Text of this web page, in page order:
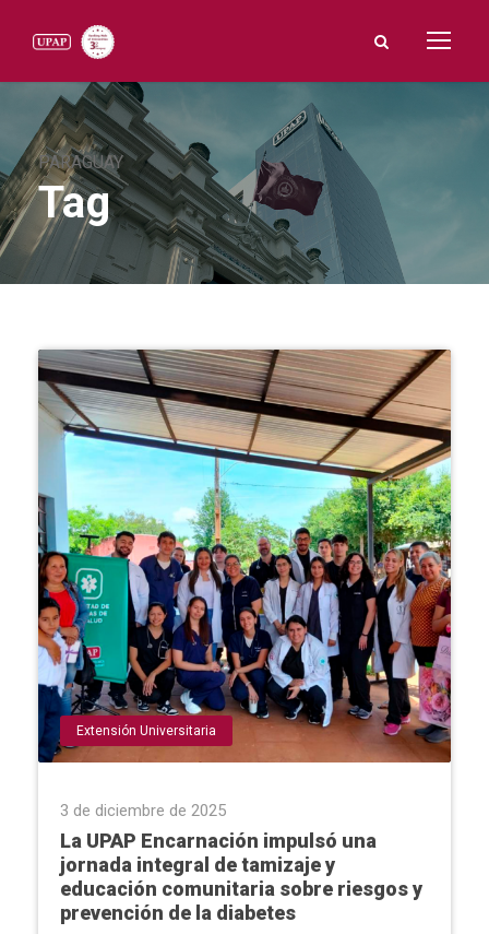
PARAGUAY
Tag
Extensión Universitaria
3 de diciembre de 2025
La UPAP Encarnación impulsó una
jornada integral de tamizaje y
educación comunitaria sobre riesgos y
prevención de la diabetes